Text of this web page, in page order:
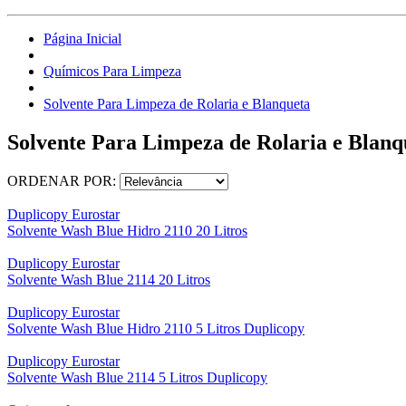
Página Inicial
Químicos Para Limpeza
Solvente Para Limpeza de Rolaria e Blanqueta
Solvente Para Limpeza de Rolaria e
ORDENAR POR:
Duplicopy Eurostar
Solvente Wash Blue Hidro 2110 20 Litros
Duplicopy Eurostar
Solvente Wash Blue 2114 20 Litros
Duplicopy Eurostar
Solvente Wash Blue Hidro 2110 5 Litros Duplicopy
Duplicopy Eurostar
Solvente Wash Blue 2114 5 Litros Duplicopy